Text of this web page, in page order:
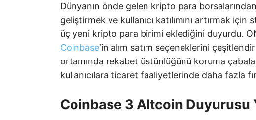
Dünyanın önde gelen kripto para
geliştirmek ve kullanıcı katılımını artırmak
üç yeni kripto para birimi eklediğini duyurdu.
Coinbase‘in alım satım seçeneklerini
ortamında rekabet üstünlüğünü koruma
kullanıcılara ticaret faaliyetlerinde daha fazla
Coinbase 3 Altcoin Duyurusu